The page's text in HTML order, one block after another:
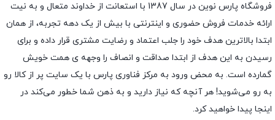
فروشگاه پارس نوین در سال 1387 با استعانت از خداوند متعال و به نیت
ارائه خدمات فروش حضوری و اینترنتی با بیش از یک دهه تجربه، از همان
ابتدا بالاترین هدف خود را جلب اعتماد و رضایت مشتری قرار داده و براى
رسیدن به این هدف از ابتدا صداقت و انصاف را وجهه ى همت خویش
گمارده است. به محض ورود به مرکز فناوری پارس با یک سایت پر از کالا رو
به رو می‌شوید! هر آنچه که نیاز دارید و به ذهن شما خطور می‌کند در
اینجا پیدا خواهید کرد.